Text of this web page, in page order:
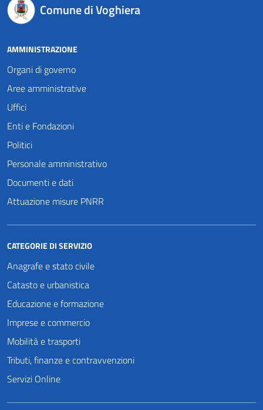
Comune di Voghiera
AMMINISTRAZIONE
Organi di governo
Aree amministrative
Uffici
Enti e Fondazioni
Politici
Personale amministrativo
Documenti e dati
Attuazione misure PNRR
CATEGORIE DI SERVIZIO
Anagrafe e stato civile
Catasto e urbanistica
Educazione e formazione
Imprese e commercio
Mobilità e trasporti
Tributi, finanze e contravvenzioni
Servizi Online